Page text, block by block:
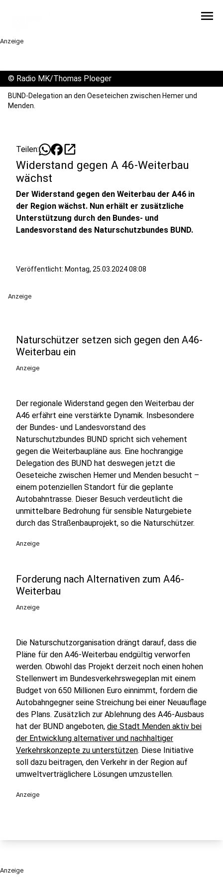
menu
Anzeige
© Radio MK/Thomas Ploeger
BUND-Delegation an den Oeseteichen zwischen Hemer und
Menden.
Teilen: open_in_new
Widerstand gegen A 46-Weiterbau
wächst
Der Widerstand gegen den Weiterbau der A46 in
der Region wächst. Nun erhält er zusätzliche
Unterstützung durch den Bundes- und
Landesvorstand des Naturschutzbundes BUND.
Veröffentlicht: Montag, 25.03.2024 08:08
Anzeige
Naturschützer setzen sich gegen den A46-
Weiterbau ein
Anzeige
Der regionale Widerstand gegen den Weiterbau der
A46 erfährt eine verstärkte Dynamik. Insbesondere
der Bundes- und Landesvorstand des
Naturschutzbundes BUND spricht sich vehement
gegen die Weiterbaupläne aus. Eine hochrangige
Delegation des BUND hat deswegen jetzt die
Oeseteiche zwischen Hemer und Menden besucht –
einem potenziellen Standort für die geplante
Autobahntrasse. Dieser Besuch verdeutlicht die
unmittelbare Bedrohung für sensible Naturgebiete
durch das Straßenbauprojekt, so die Naturschützer.
Anzeige
Forderung nach Alternativen zum A46-
Weiterbau
Anzeige
Die Naturschutzorganisation drängt darauf, dass die
Pläne für den A46-Weiterbau endgültig verworfen
werden. Obwohl das Projekt derzeit noch einen hohen
Stellenwert im Bundesverkehrswegeplan mit einem
Budget von 650 Millionen Euro einnimmt, fordern die
Autobahngegner seine Streichung bei einer Neuauflage
des Plans. Zusätzlich zur Ablehnung des A46-Ausbaus
hat der BUND angeboten, die Stadt Menden aktiv bei
der Entwicklung alternativer und nachhaltiger
Verkehrskonzepte zu unterstützen. Diese Initiative
soll dazu beitragen, den Verkehr in der Region auf
umweltverträglichere Lösungen umzustellen.
Anzeige
Anzeige